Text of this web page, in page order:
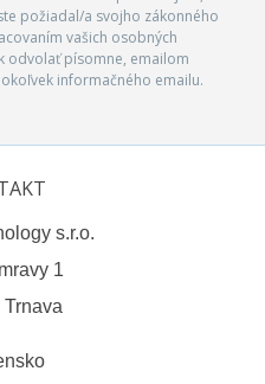
požiadal/a svojho zákonného
vašich osobných
odvolať písomne, emailom
informačného emailu.
s.r.o.
1